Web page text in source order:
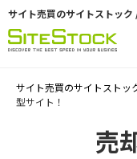
サイト売買のサイトストッ
サイト売買のサイトストッ
型サイト！
売